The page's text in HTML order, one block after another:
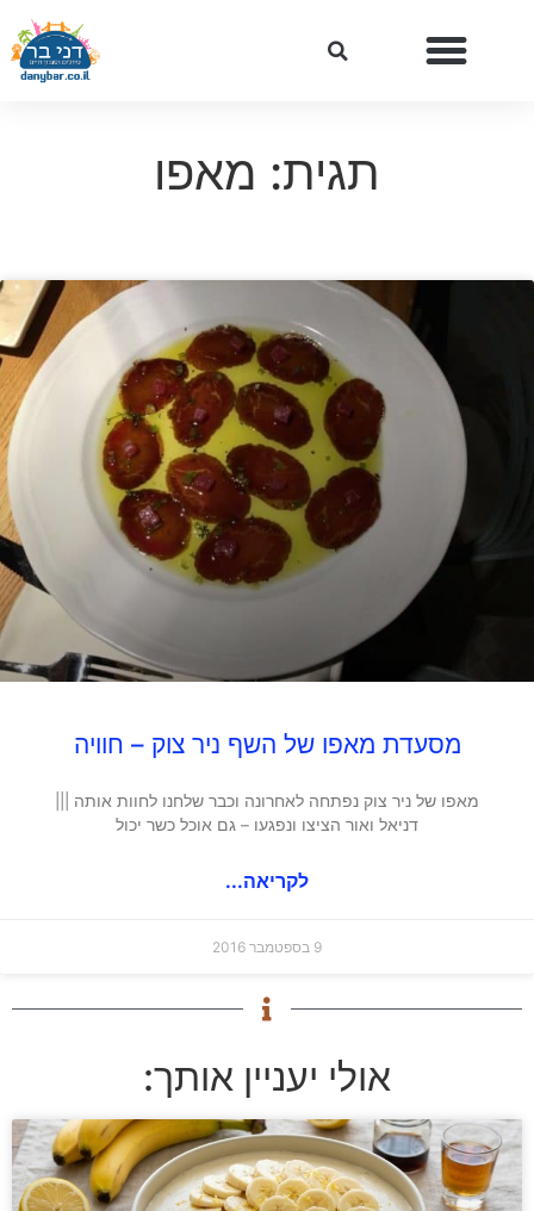
תגית: מאפו
מסעדת מאפו של השף ניר צוק – חוויה
מאפו של ניר צוק נפתחה לאחרונה וכבר שלחנו לחוות אותה |||
דניאל ואור הציצו ונפגעו – גם אוכל כשר יכול
לקריאה...
9 בספטמבר 2016
אולי יעניין אותך: